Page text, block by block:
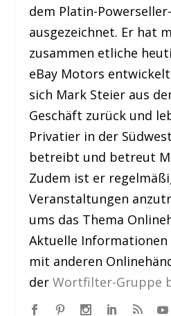
dem Platin-
ausgezeichnet. Er hat
zusammen etliche
eBay Motors
sich Mark Steier aus
Geschäft zurück und
Privatier in der
betreibt und betreut
Zudem ist er
Veranstaltungen
ums das Thema
Aktuelle Informationen
mit anderen
derWortfilter-Gruppe